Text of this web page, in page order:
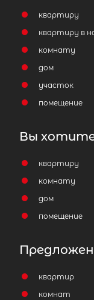
район,
Улица
квартиру
квартиру в
комнату
дом
участок
помещение
Вы
квартиру
комнату
дом
помещение
квартир
комнат